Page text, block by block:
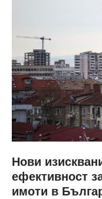
Нови
ефективност
имоти в